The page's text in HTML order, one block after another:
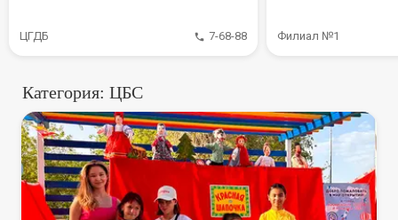
ЦГДБ 7-68-88 Филиал №1
Категория: ЦБС